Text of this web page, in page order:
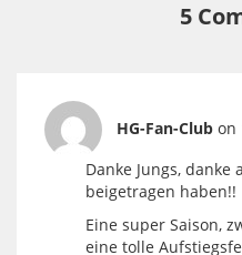
5
HG-Fan-Club on
Danke Jungs,
beigetragen haben!!
Eine super Saison,
eine tolle